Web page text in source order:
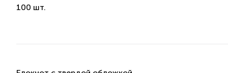
100 шт.